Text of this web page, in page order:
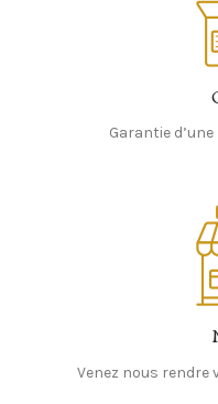
Garantie
Venez nous rendre